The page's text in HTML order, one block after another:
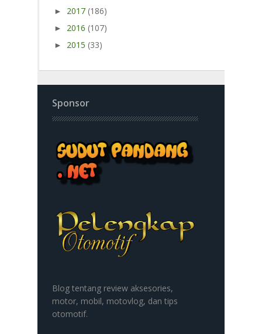
► 2017 (186)
► 2016 (107)
► 2015 (33)
Sponsor
Blog tentang review aksesories,
motor, mobil, motovlog, dan tips
otomotif.